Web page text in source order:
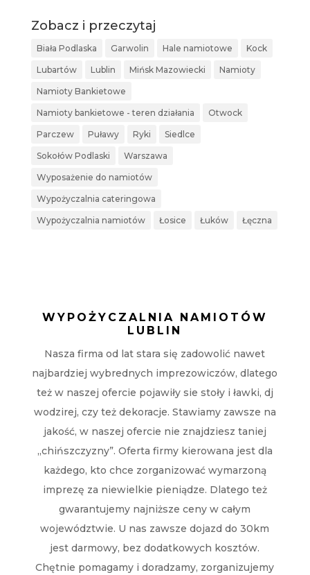
Zobacz i przeczytaj
Biała Podlaska Garwolin Hale namiotowe Kock
Lubartów Lublin Mińsk Mazowiecki Namioty
Namioty Bankietowe
Namioty bankietowe - teren działania Otwock
Parczew Puławy Ryki Siedlce
Sokołów Podlaski Warszawa
Wyposażenie do namiotów
Wypożyczalnia cateringowa
Wypożyczalnia namiotów Łosice Łuków Łęczna
WYPOŻYCZALNIA NAMIOTÓW
LUBLIN
Nasza firma od lat stara się zadowolić nawet
najbardziej wybrednych imprezowiczów, dlatego
też w naszej ofercie pojawiły sie stoły i ławki, dj
wodzirej, czy też dekoracje. Stawiamy zawsze na
jakość, w naszej ofercie nie znajdziesz taniej
„chińszczyzny”. Oferta firmy kierowana jest dla
każdego, kto chce zorganizować wymarzoną
imprezę za niewielkie pieniądze. Dlatego też
gwarantujemy najniższe ceny w całym
województwie. U nas zawsze dojazd do 30km
jest darmowy, bez dodatkowych kosztów.
Chętnie pomagamy i doradzamy, zorganizujemy